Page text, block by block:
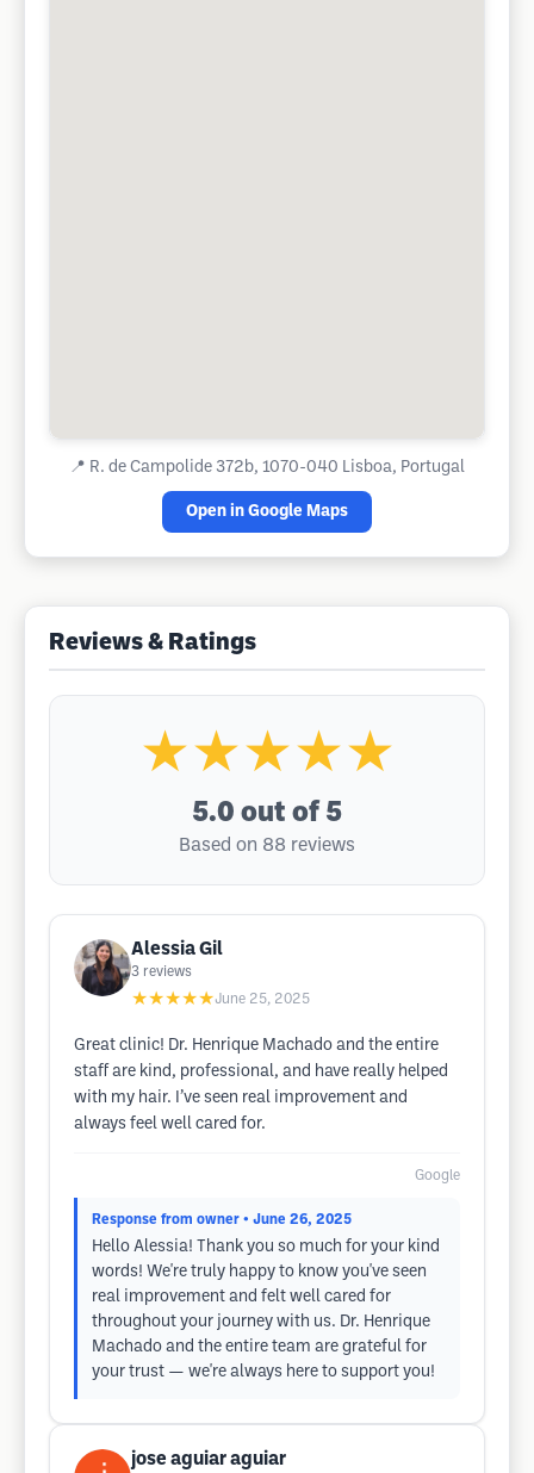
📍 R. de Campolide 372b, 1070-040 Lisboa, Portugal
Open in Google Maps
Reviews & Ratings
★★★★★
5.0 out of 5
Based on 88 reviews
Alessia Gil
3 reviews
★★★★★June 25, 2025
Great clinic! Dr. Henrique Machado and the entire
staff are kind, professional, and have really helped
with my hair. I’ve seen real improvement and
always feel well cared for.
Google
Response from owner • June 26, 2025
Hello Alessia! Thank you so much for your kind
words! We're truly happy to know you've seen
real improvement and felt well cared for
throughout your journey with us. Dr. Henrique
Machado and the entire team are grateful for
your trust — we're always here to support you!
jose aguiar aguiar